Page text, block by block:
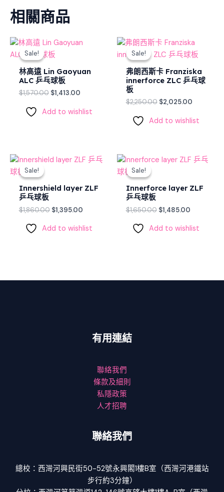
相關商品
Sale!
Sale!
林高遠 Lin Gaoyuan
ALC 乒乓球板
$1,570.00
Original
price
was:
$1,413.00
Current
Add to wishlist
Sale!
Sale!
弗朗西斯卡 Franziska
innerforce ZLC 乒乓球
板
$2,250.00
Original
price
was:
$2,250.00.
$2,025.00
Current
price
is:
Add to wishlist
Sale!
Sale!
Innershield layer ZLF
乒乓球板
$1,860.00
Original
price
$1,860.00.
$1,395.00
Current
Add to wishlist
Sale!
Sale!
Innerforce layer ZLF
乒乓球板
$1,650.00
Original
price
$1,650.00.
$1,485.00
Current
Add to wishlist
有用連結
聯絡我們
條款及細則
私隱政策
人才招聘
聯絡我們
總校：西灣河興民街50-52號永興閣1樓B室（西灣河港鐵站
步行約3分鐘）